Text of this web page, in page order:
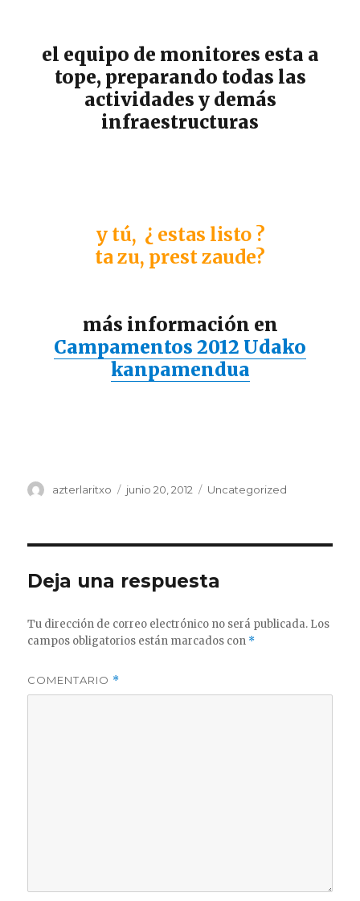
el equipo de monitores esta a
tope, preparando todas las
actividades y demás
infraestructuras
y tú, ¿ estas listo ?
ta zu, prest zaude?
más información en
Campamentos 2012 Udako
kanpamendua
Autor
azterlaritxo
Publicado
junio 20, 2012 Categorías
Uncategorized
Deja una respuesta
Tu dirección de correo electrónico no será publicada. Los
campos obligatorios están marcados con *
COMENTARIO *